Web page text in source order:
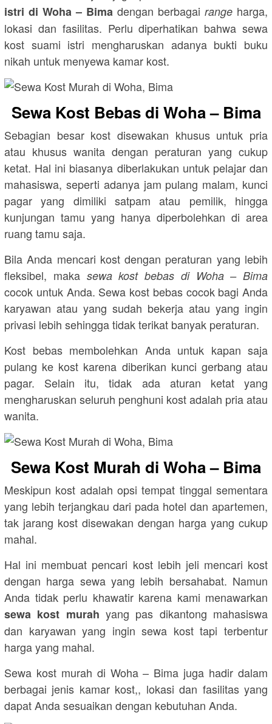
istri di Woha – Bima dengan berbagai range harga,
lokasi dan fasilitas. Perlu diperhatikan bahwa sewa
kost suami istri mengharuskan adanya bukti buku
nikah untuk menyewa kamar kost.
Sewa Kost Bebas di Woha – Bima
Sebagian besar kost disewakan khusus untuk pria
atau khusus wanita dengan peraturan yang cukup
ketat. Hal ini biasanya diberlakukan untuk pelajar dan
mahasiswa, seperti adanya jam pulang malam, kunci
pagar yang dimiliki satpam atau pemilik, hingga
kunjungan tamu yang hanya diperbolehkan di area
ruang tamu saja.
Bila Anda mencari kost dengan peraturan yang lebih
fleksibel, maka sewa kost bebas di Woha – Bima
cocok untuk Anda. Sewa kost bebas cocok bagi Anda
karyawan atau yang sudah bekerja atau yang ingin
privasi lebih sehingga tidak terikat banyak peraturan.
Kost bebas membolehkan Anda untuk kapan saja
pulang ke kost karena diberikan kunci gerbang atau
pagar. Selain itu, tidak ada aturan ketat yang
mengharuskan seluruh penghuni kost adalah pria atau
wanita.
Sewa Kost Murah di Woha – Bima
Meskipun kost adalah opsi tempat tinggal sementara
yang lebih terjangkau dari pada hotel dan apartemen,
tak jarang kost disewakan dengan harga yang cukup
mahal.
Hal ini membuat pencari kost lebih jeli mencari kost
dengan harga sewa yang lebih bersahabat. Namun
Anda tidak perlu khawatir karena kami menawarkan
sewa kost murah yang pas dikantong mahasiswa
dan karyawan yang ingin sewa kost tapi terbentur
harga yang mahal.
Sewa kost murah di Woha – Bima juga hadir dalam
berbagai jenis kamar kost,, lokasi dan fasilitas yang
dapat Anda sesuaikan dengan kebutuhan Anda.